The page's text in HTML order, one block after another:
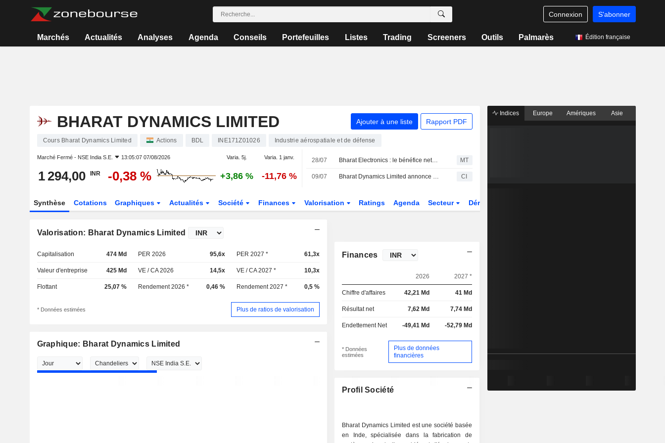
Connexion S'abonner
Marchés Actualités Analyses Agenda Conseils Portefeuilles Listes Trading Screeners Outils Palmarès Édition française
BHARAT DYNAMICS LIMITED Ajouter à une liste Rapport PDF
Cours Bharat Dynamics Limited Actions BDL INE171Z01026 Industrie aérospatiale et de défense
Marché Fermé - NSE India S.E. 13:05:07 07/08/2026 Varia. 5j. Varia. 1 janv.
1 294,00 INR -0,38 % +3,86 % -11,76 %
28/07 Bharat Electronics : le bénéfice net progresse de 8,7 % au premier trimestre fiscal, porté par un bond de 25 % du chiffre d'affaires MT
09/07 Bharat Dynamics Limited annonce la nomination de Shailesh Vagerwal au poste de directeur général, à compter du 9 juillet 2026 CI
Synthèse Cotations Graphiques Actualités Société Finances Valorisation Ratings Agenda Secteur Dérivés
Valorisation: Bharat Dynamics Limited
Capitalisation 474 Md PER 2026 95,6x PER 2027 * 61,3x
Valeur d'entreprise 425 Md VE / CA 2026 14,5x VE / CA 2027 * 10,3x
Flottant 25,07 % Rendement 2026 * 0,46 % Rendement 2027 * 0,5 %
* Données estimées Plus de ratios de valorisation
Graphique: Bharat Dynamics Limited
Finances
2026 2027 *
Chiffre d'affaires 42,21 Md 41 Md
Résultat net 7,62 Md 7,74 Md
Endettement Net -49,41 Md -52,79 Md
* Données
estimées
Plus de données
financières
Profil Société
Bharat Dynamics Limited est une société basée
en Inde, spécialisée dans la fabrication de
Indices Europe Amériques Asie